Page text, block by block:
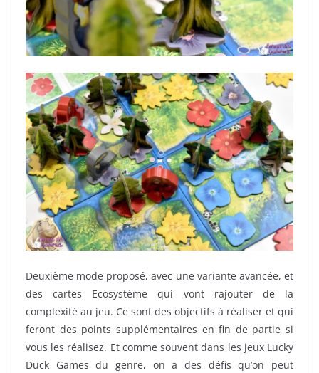
Deuxième mode proposé, avec une variante avancée, et
des cartes Ecosystème qui vont rajouter de la
complexité au jeu. Ce sont des objectifs à réaliser et qui
feront des points supplémentaires en fin de partie si
vous les réalisez. Et comme souvent dans les jeux Lucky
Duck Games du genre, on a des défis qu’on peut